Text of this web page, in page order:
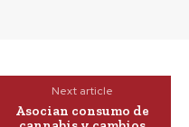
Next article
Asocian consumo de